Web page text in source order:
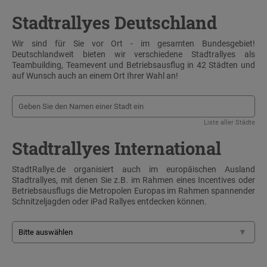
Stadtrallyes Deutschland
Wir sind für Sie vor Ort - im gesamten Bundesgebiet!
Deutschlandweit bieten wir verschiedene Stadtrallyes als
Teambuilding, Teamevent und Betriebsausflug in 42 Städten und
auf Wunsch auch an einem Ort Ihrer Wahl an!
Liste aller Städte
Stadtrallyes International
StadtRallye.de organisiert auch im europäischen Ausland
Stadtrallyes, mit denen Sie z.B. im Rahmen eines Incentives oder
Betriebsausflugs die Metropolen Europas im Rahmen spannender
Schnitzeljagden oder iPad Rallyes entdecken können.